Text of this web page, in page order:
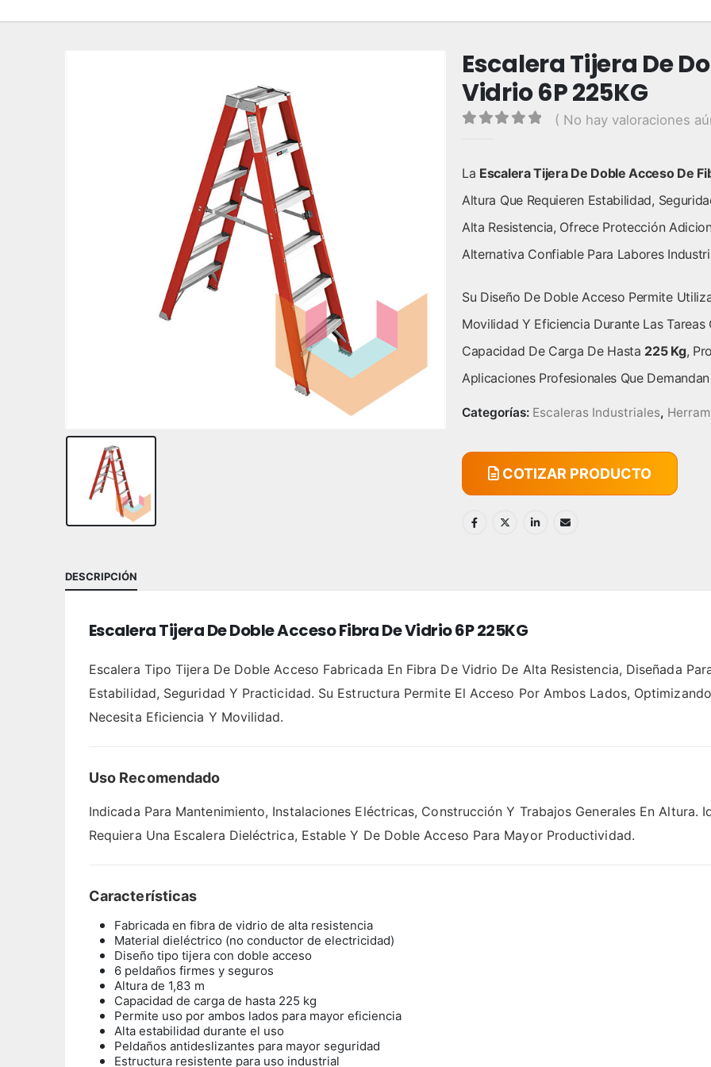
Escalera Tijera De
Vidrio 6P 225KG
( No hay valoraciones
La Escalera Tijera De Doble Acceso De
Altura Que Requieren Estabilidad,
Alta Resistencia, Ofrece Protección
Alternativa Confiable Para Labores
Su Diseño De Doble Acceso Permite
Movilidad Y Eficiencia Durante Las
Capacidad De Carga De Hasta 225 Kg,
Aplicaciones Profesionales Que
Categorías: Escaleras Industriales,
COTIZAR PRODUCTO
DESCRIPCIÓN
Escalera Tijera De Doble Acceso Fibra De Vidrio 6P 225KG
Escalera Tipo Tijera De Doble Acceso Fabricada En Fibra De Vidrio De Alta Resistencia, Diseñada
Estabilidad, Seguridad Y Practicidad. Su Estructura Permite El Acceso Por Ambos Lados,
Necesita Eficiencia Y Movilidad.
Uso Recomendado
Indicada Para Mantenimiento, Instalaciones Eléctricas, Construcción Y Trabajos Generales En Altura.
Requiera Una Escalera Dieléctrica, Estable Y De Doble Acceso Para Mayor Productividad.
Características
Fabricada en fibra de vidrio de alta resistencia
Material dieléctrico (no conductor de electricidad)
Diseño tipo tijera con doble acceso
6 peldaños firmes y seguros
Altura de 1,83 m
Capacidad de carga de hasta 225 kg
Permite uso por ambos lados para mayor eficiencia
Alta estabilidad durante el uso
Peldaños antideslizantes para mayor seguridad
Estructura resistente para uso industrial